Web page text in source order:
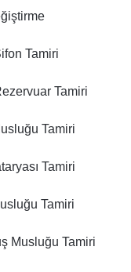
Tamiri
Tamiri
Tamiri
Tamiri
Tamiri
Musluğu Tamiri